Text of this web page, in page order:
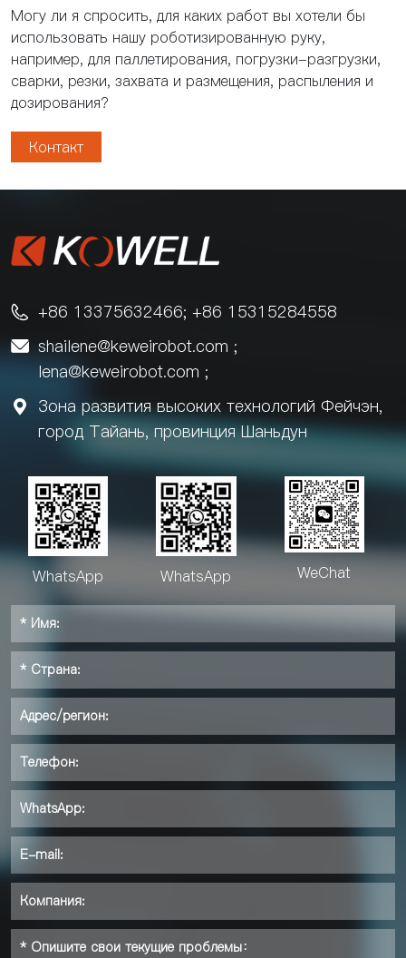
Могу ли я спросить, для каких работ вы хотели бы
использовать нашу роботизированную руку,
например, для паллетирования, погрузки-разгрузки,
сварки, резки, захвата и размещения, распыления и
дозирования?
Контакт
 +86 13375632466; +86 15315284558
 shailene@keweirobot.com ;
lena@keweirobot.com ;

Зона развития высоких технологий Фейчэн,
город Тайань, провинция Шаньдун
WhatsApp WhatsApp WeChat